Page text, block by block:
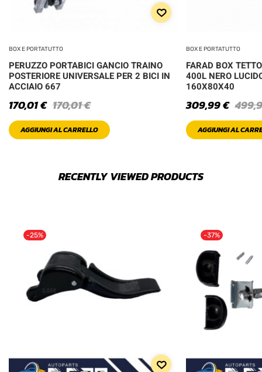
BOX E PORTATUTTO
PERUZZO PORTABICI GANCIO TRAINO
POSTERIORE UNIVERSALE PER 2 BICI IN
ACCIAIO 667
170,01€
170,01€
AGGIUNGI AL CARRELLO
BOX E PORTATUTTO
FARAD BOX
400L NERO
160X80X40
309,99€
AGGIUNGI AL
RECENTLY VIEWED PRODUCTS
-25% -37%